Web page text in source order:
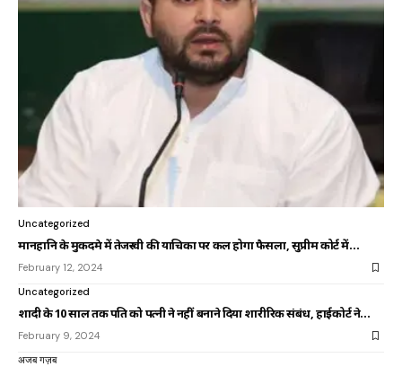
Uncategorized
मानहानि के मुकदमे में तेजस्वी की याचिका पर कल होगा फैसला, सुप्रीम कोर्ट में…
February 12, 2024
Uncategorized
शादी के 10 साल तक पति को पत्नी ने नहीं बनाने दिया शारीरिक संबंध, हाईकोर्ट ने…
February 9, 2024
अजब गज़ब